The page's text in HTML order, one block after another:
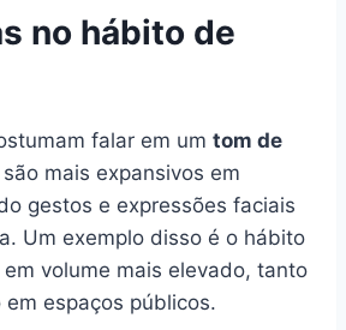
no hábito de
falar em um tom de
são mais expansivos em
gestos e expressões faciais
Um exemplo disso é o hábito
volume mais elevado, tanto
espaços públicos.